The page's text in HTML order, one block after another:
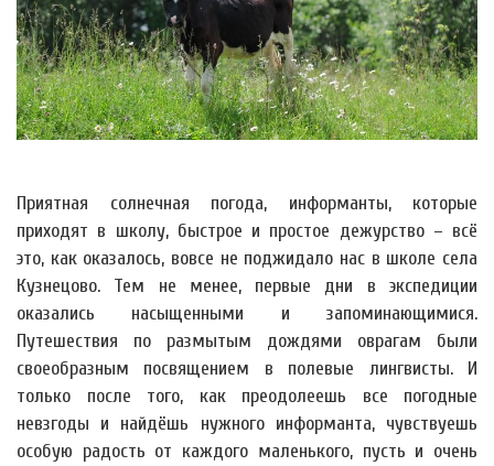
Приятная солнечная погода, информанты, которые
приходят в школу, быстрое и простое дежурство – всё
это, как оказалось, вовсе не поджидало нас в школе села
Кузнецово. Тем не менее, первые дни в экспедиции
оказались насыщенными и запоминающимися.
Путешествия по размытым дождями оврагам были
своеобразным посвящением в полевые лингвисты. И
только после того, как преодолеешь все погодные
невзгоды и найдёшь нужного информанта, чувствуешь
особую радость от каждого маленького, пусть и очень